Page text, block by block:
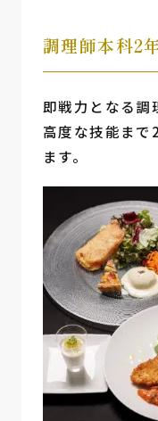
調理師本科2
即戦力となる調
高度な技能まで
ます。